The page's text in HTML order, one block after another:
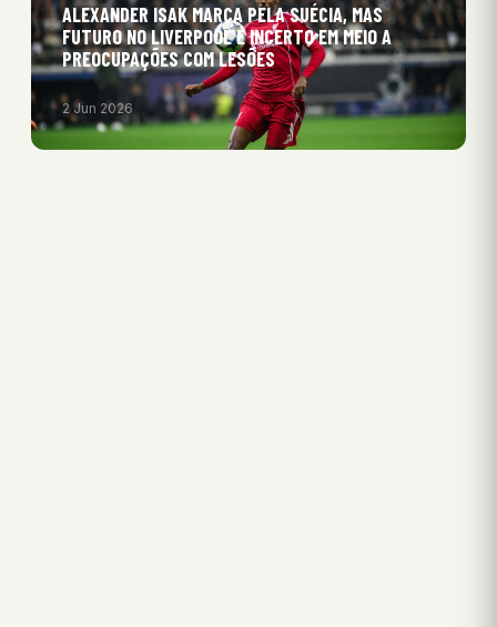
ALEXANDER ISAK MARCA PELA SUÉCIA, MAS
FUTURO NO LIVERPOOL É INCERTO EM MEIO A
PREOCUPAÇÕES COM LESÕES
2 Jun 2026